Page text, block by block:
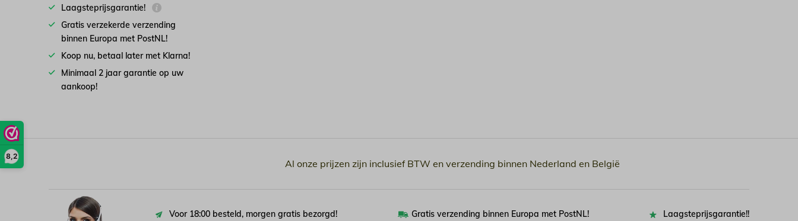
8,2
Laagsteprijsgarantie!
Gratis verzekerde verzending
binnen Europa met PostNL!
Koop nu, betaal later met Klarna!
Minimaal 2 jaar garantie op uw
aankoop!
Al onze prijzen zijn inclusief BTW en verzending binnen Nederland en België
Voor 18:00 besteld, morgen gratis bezorgd! Gratis verzending binnen Europa met PostNL! Laagsteprijsgarantie!!